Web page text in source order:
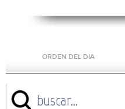
ORDEN DEL DIA